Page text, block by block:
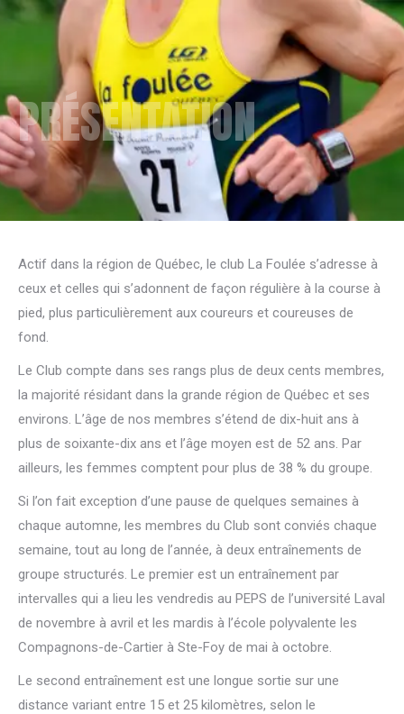
PRÉSENTATION
Actif dans la région de Québec, le club La Foulée s’adresse à
ceux et celles qui s’adonnent de façon régulière à la course à
pied, plus particulièrement aux coureurs et coureuses de
fond.
Le Club compte dans ses rangs plus de deux cents membres,
la majorité résidant dans la grande région de Québec et ses
environs. L’âge de nos membres s’étend de dix-huit ans à
plus de soixante-dix ans et l’âge moyen est de 52 ans. Par
ailleurs, les femmes comptent pour plus de 38 % du groupe.
Si l’on fait exception d’une pause de quelques semaines à
chaque automne, les membres du Club sont conviés chaque
semaine, tout au long de l’année, à deux entraînements de
groupe structurés. Le premier est un entraînement par
intervalles qui a lieu les vendredis au PEPS de l’université Laval
de novembre à avril et les mardis à l’école polyvalente les
Compagnons-de-Cartier à Ste-Foy de mai à octobre.
Le second entraînement est une longue sortie sur une
distance variant entre 15 et 25 kilomètres, selon le